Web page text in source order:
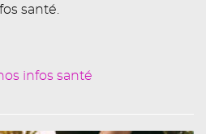
santé.
infos santé